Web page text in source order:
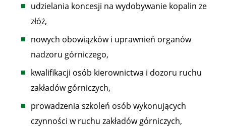
udzielania koncesji na wydobywanie kopalin ze
złóż,
nowych obowiązków i uprawnień organów
nadzoru górniczego,
kwalifikacji osób kierownictwa i dozoru ruchu
zakładów górniczych,
prowadzenia szkoleń osób wykonujących
czynności w ruchu zakładów górniczych,